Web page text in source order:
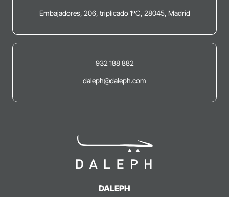
DALEPH
Embajadores, 206, triplicado 1ºC, 28045, Madrid
932 188 882
daleph@daleph.com